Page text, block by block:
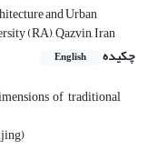
and Urban
(RA), Qazvin, Iran
چکیده
English
of traditional